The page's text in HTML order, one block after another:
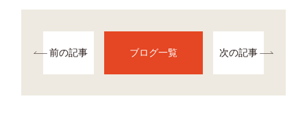
前の記事 ブログ一覧 次の記事